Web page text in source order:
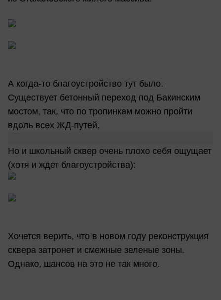
А когда-то благоустройство тут было.
Существует бетонный переход под Бакинским
мостом, так, что по тропинкам можно пройти
вдоль всех ЖД-путей.
Но и школьный сквер очень плохо себя ощущает
(хотя и ждет благоустройства):
Хочется верить, что в новом году реконструкция
сквера затронет и смежные зеленые зоны.
Однако, шансов на это не так много.